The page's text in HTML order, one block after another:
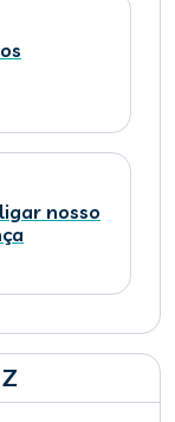
nosso